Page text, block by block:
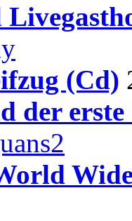
(Cd)
der erste